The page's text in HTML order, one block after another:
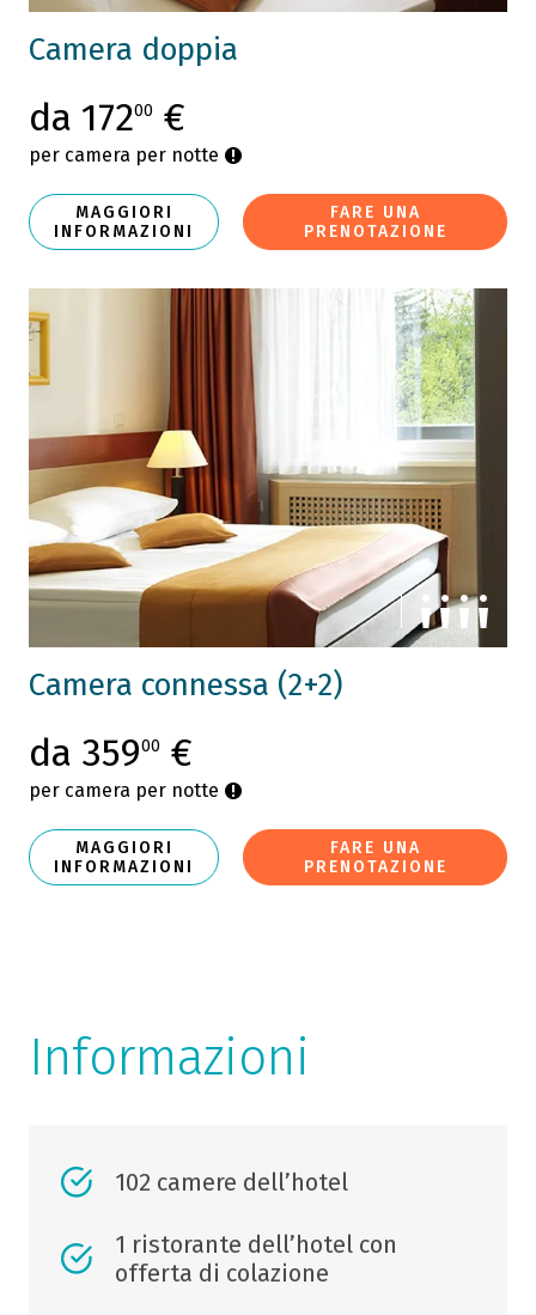
Camera doppia
da 17200 €
per camera per notte
MAGGIORI
INFORMAZIONI
FARE UNA
PRENOTAZIONE
Camera connessa (2+2)
da 35900 €
per camera per notte
MAGGIORI
INFORMAZIONI
FARE UNA
PRENOTAZIONE
Informazioni
102 camere dell’hotel
1 ristorante dell’hotel con
offerta di colazione